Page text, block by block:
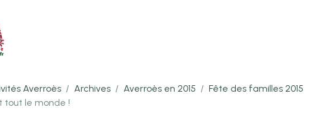
Averroès Archives Averroès en 2015
Fête des familles 2015
tout le monde !